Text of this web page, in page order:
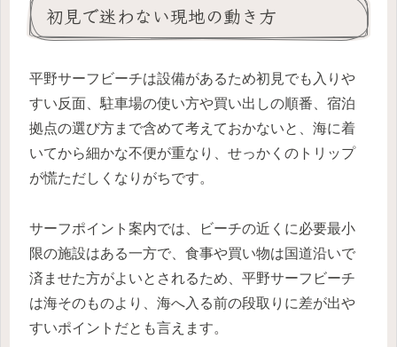
初見で迷わない現地の動き方
平野サーフビーチは設備があるため初見でも入りや
すい反面、駐車場の使い方や買い出しの順番、宿泊
拠点の選び方まで含めて考えておかないと、海に着
いてから細かな不便が重なり、せっかくのトリップ
が慌ただしくなりがちです。
サーフポイント案内では、ビーチの近くに必要最小
限の施設はある一方で、食事や買い物は国道沿いで
済ませた方がよいとされるため、平野サーフビーチ
は海そのものより、海へ入る前の段取りに差が出や
すいポイントだとも言えます。